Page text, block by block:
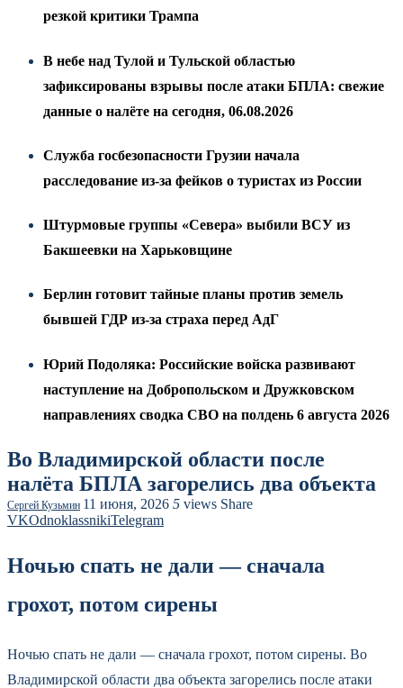
резкой критики Трампа
В небе над Тулой и Тульской областью
зафиксированы взрывы после атаки БПЛА: свежие
данные о налёте на сегодня, 06.08.2026
Служба госбезопасности Грузии начала
расследование из-за фейков о туристах из России
Штурмовые группы «Севера» выбили ВСУ из
Бакшеевки на Харьковщине
Берлин готовит тайные планы против земель
бывшей ГДР из-за страха перед АдГ
Юрий Подоляка: Российские войска развивают
наступление на Добропольском и Дружковском
направлениях сводка СВО на полдень 6 августа 2026
Во Владимирской области после
налёта БПЛА загорелись два объекта
Сергей Кузьмин 11 июня, 2026 5 views Share
VKOdnoklassnikiTelegram
Ночью спать не дали — сначала
грохот, потом сирены
Ночью спать не дали — сначала грохот, потом сирены. Во
Владимирской области два объекта загорелись после атаки